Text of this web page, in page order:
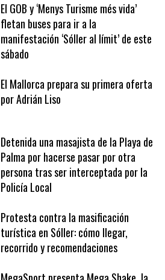
El GOB y ‘Menys Turisme més vida’
fletan buses para ir a la
manifestación ‘Sóller al límit’ de este
sábado
El Mallorca prepara su primera oferta
Detenida una masajista de la Playa de
Palma por hacerse pasar por otra
persona tras ser interceptada por la
Policía Local
Protesta contra la masificación
turística en Sóller: cómo llegar,
recorrido y recomendaciones